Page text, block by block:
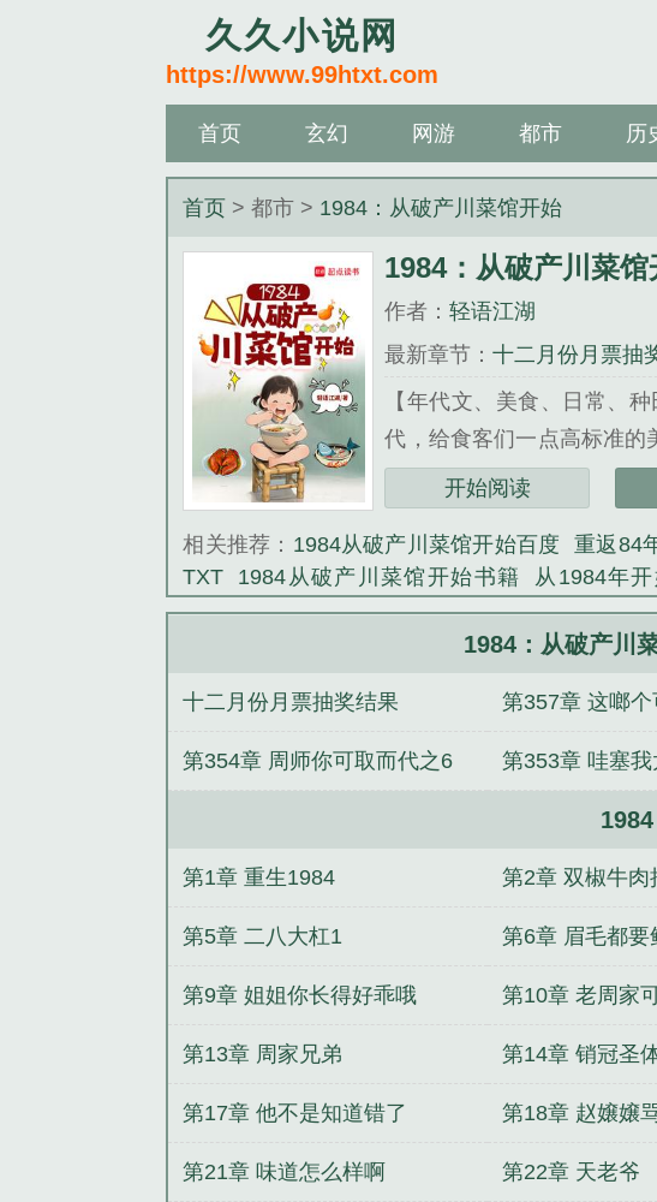
久久小说网
https://www.99htxt.com
首页 玄幻 网游 都市 历
首页 > 都市 > 1984：从破产川菜馆开始
1984：从破产川菜馆
作者：轻语江湖
最新章节：十二月份月票抽
【年代文、美食、日常、
代，给食客们一点高标准
蒸、炸...
《1984：从破产川菜馆开始
开始阅读
相关推荐： 1984从破产川菜馆开始百度 重返84
TXT
1984从破产川菜馆开始书籍 从1984年
5200 1984从破产川菜馆开始轻语江湖 1984从
1984从破产川菜馆开始就爱言情
始 1984从破产川菜馆开始 轻语江湖 1984从破
1984：从破产川
十二月份月票抽奖结果 第357章 这啷
更755
第354章 周师你可取而代之6 第353章 哇塞
第1章 重生1984 第2章 双椒牛肉
第5章 二八大杠1 第6章 眉毛都要
第9章 姐姐你长得好乖哦 第10章 老周家
第13章 周家兄弟 第14章 销冠圣
第17章 他不是知道错了 第18章 赵嬢嬢
第21章 味道怎么样啊 第22章 天老爷